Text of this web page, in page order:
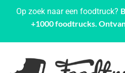
Op zoek naar een foodtruck?
+1000 foodtrucks.